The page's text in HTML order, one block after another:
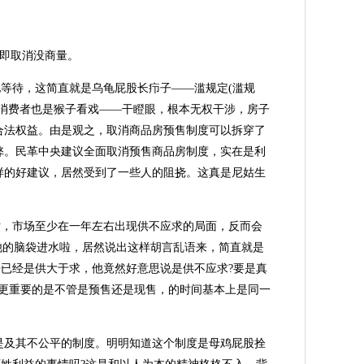
取消没商量。
待，这简直就是乌龟屁股长疖子——滥规定(滥规
费者也是猴子看戏——干瞪眼，根本无权干涉，房子
权益。由是观之，取消商品房预售制度可以拆穿了
民革中央建议全面取消预售商品房制度，实在是利
好建议，居然受到了一些人的阻挠。这真是尼姑生
场至少在一年左右出现供不应求的局面，反而会
脑袋进水啦，居然说出这样胡言乱语来，简直就是
是供大于求，他竟然好意思说是供不应求?要是真
重要的是不管是预售还是现售，的时间基本上是同一
不公平的制度。明明知道这个制度是母鸡屁股拴